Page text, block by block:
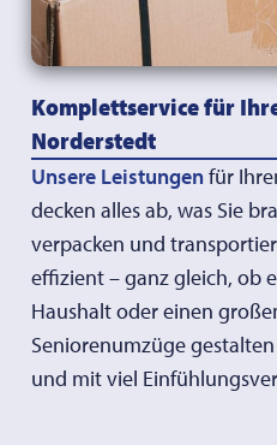
Komplettservice für
Norderstedt
Unsere Leistungenfür
decken alles ab, was Sie
verpacken und
effizient – ganz gleich, ob
Haushalt oder einen
Seniorenumzüge
und mit viel